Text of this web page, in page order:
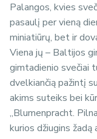
Palangos, kvies
pasaulį per vieną
miniatiūrų, bet ir
Viena jų – Baltijos
gimtadienio svečiai
dvelkiančią pažintį
akims suteiks bei
„Blumenpracht.
kurios džiugins žadą